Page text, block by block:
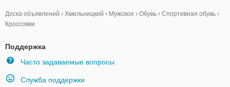
Доска объявлений › Хмельницкий › Мужское › Обувь › Спортивная обувь ›
Кроссовки
Поддержка
Часто задаваемые вопросы
Служба поддержки